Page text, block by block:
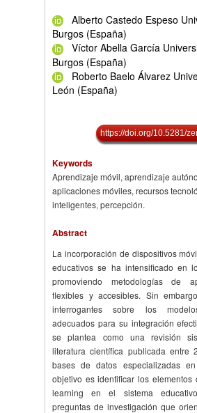
Alberto Castedo Espeso
Burgos (España)
Víctor Abella García
Burgos (España)
Roberto Baelo Álvarez
León (España)
https://doi.org/10.5281/
Keywords
Aprendizaje móvil, aprendizaje
aplicaciones móviles, recursos
inteligentes, percepción.
Abstract
La incorporación de dispositivos
educativos se ha intensificado en
promoviendo metodologías de
flexibles y accesibles. Sin
interrogantes sobre los
adecuados para su integración
se plantea como una revisión
literatura científica publicada entre
bases de datos especializadas
objetivo es identificar los elementos
learning en el sistema
preguntas de investigación que